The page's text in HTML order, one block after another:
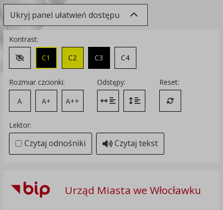
Ukryj panel ułatwień dostępu
Kontrast:
Zmień kontrast na domyślny
C1 C2 C3 C4
Rozmiar czcionki:
A
A+ A++
Odstępy:
Zmień odstęp między literami
Zmień interlinię i margines
Reset:
Przywróć
Lektor:
Czytaj odnośniki Czytaj tekst
Urząd Miasta we Włocławku